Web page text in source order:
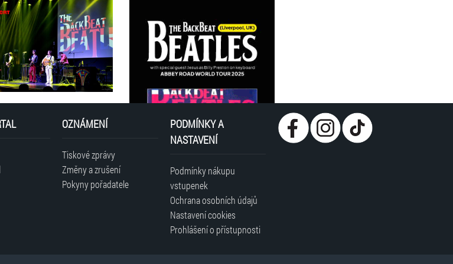
OZNÁMENÍ
Tiskové zprávy
Změny a zrušení
Pokyny pořadatele
PODMÍNKY A
NASTAVENÍ
Podmínky nákupu
vstupenek
Ochrana osobních údajů
Nastavení cookies
Prohlášení o přístupnosti